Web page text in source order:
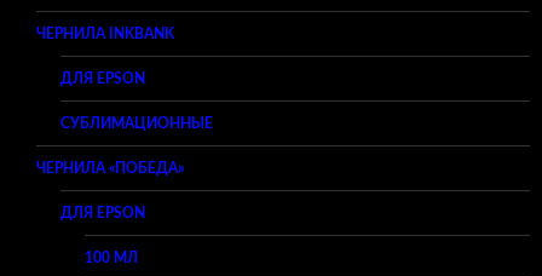
ЧЕРНИЛА INKBANK
ДЛЯ EPSON
СУБЛИМАЦИОННЫЕ
ЧЕРНИЛА «ПОБЕДА»
ДЛЯ EPSON
100 МЛ